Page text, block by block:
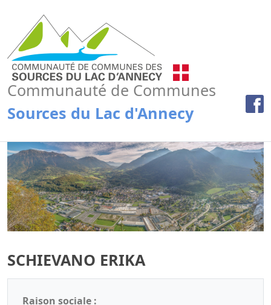
Communauté de Communes
Sources du Lac d'Annecy
SCHIEVANO ERIKA
Raison sociale :